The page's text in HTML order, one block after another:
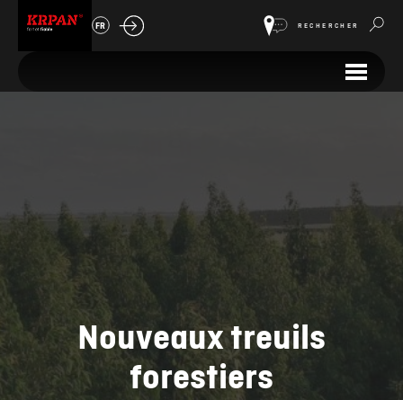
FR RECHERCHER
Nouveaux treuils
forestiers